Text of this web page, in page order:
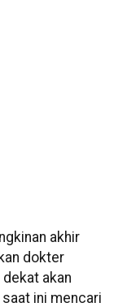
akhir
dokter
akan
ini mencari